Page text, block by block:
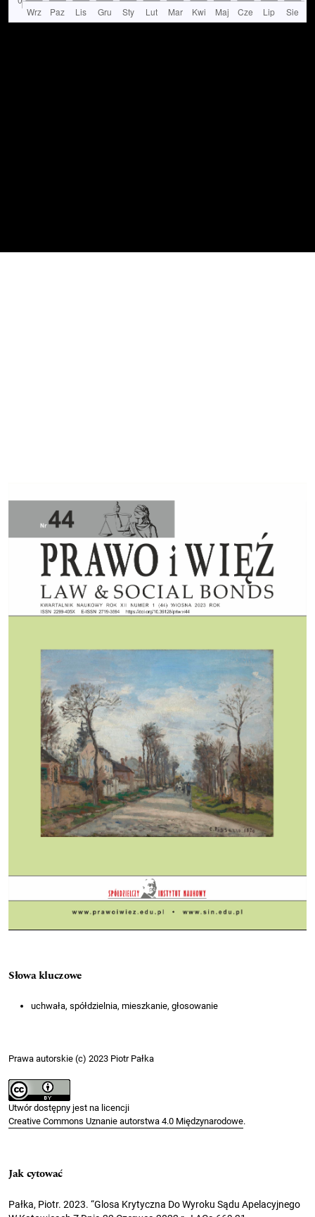
Słowa kluczowe
uchwała, spółdzielnia, mieszkanie, głosowanie
Prawa autorskie (c) 2023 Piotr Pałka
Utwór dostępny jest na licencji
Creative Commons Uznanie autorstwa 4.0 Międzynarodowe.
Jak cytować
Pałka, Piotr. 2023. “Glosa Krytyczna Do Wyroku Sądu Apelacyjnego